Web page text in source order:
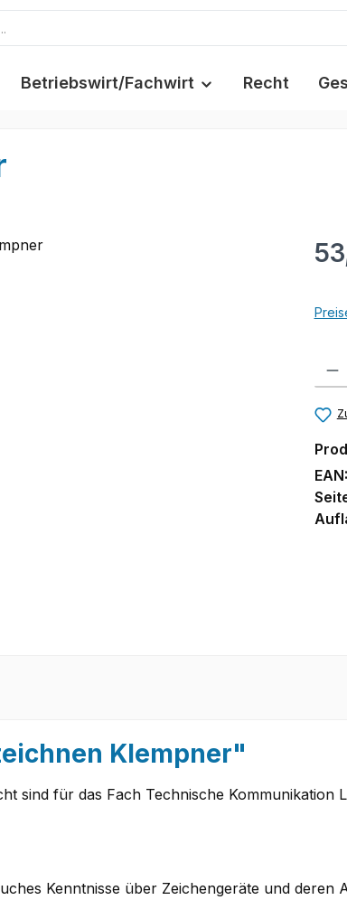
Betriebswirt/Fachwirt Recht
EAN:
Klempner"
sind für das Fach Technische Kommunikation
Kenntnisse über Zeichengeräte und